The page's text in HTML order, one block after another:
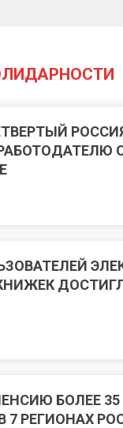
БОЛЕЕ 35
7 РЕГИОНАХ